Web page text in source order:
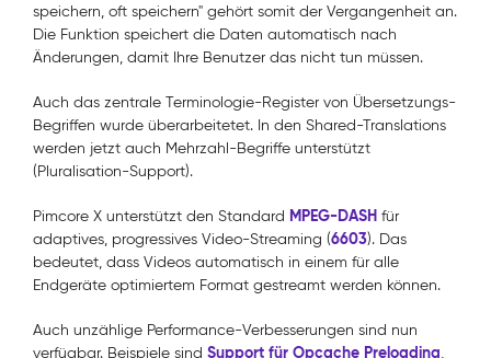
speichern, oft speichern" gehört somit der Vergangenheit an.
Die Funktion speichert die Daten automatisch nach
Änderungen, damit Ihre Benutzer das nicht tun müssen.
Auch das zentrale Terminologie-Register von Übersetzungs-
Begriffen wurde überarbeitetet. In den Shared-Translations
werden jetzt auch Mehrzahl-Begriffe unterstützt
(Pluralisation-Support).
Pimcore X unterstützt den Standard MPEG-DASH für
adaptives, progressives Video-Streaming (6603). Das
bedeutet, dass Videos automatisch in einem für alle
Endgeräte optimiertem Format gestreamt werden können.
Auch unzählige Performance-Verbesserungen sind nun
verfügbar. Beispiele sind Support für Opcache Preloading,